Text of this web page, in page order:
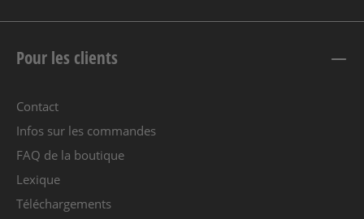
Pour les clients
Contact
Infos sur les commandes
FAQ de la boutique
Lexique
Téléchargements